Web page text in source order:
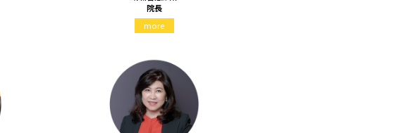
院長
more